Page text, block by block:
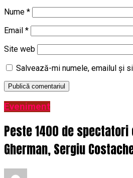
Nume *
Email *
Site web
Salvează-mi numele, emailul și
Eveniment
Peste 1400 de spectatori
Gherman, Sergiu